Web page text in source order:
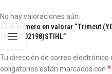
No hay valoraciones aún.
Sé el primero en valorar “Trimcut
(40027102198)STIHL”
Tu dirección de correo electrónico
obligatorios están marcados con *